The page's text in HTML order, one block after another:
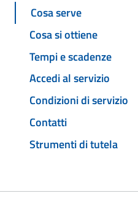
Cosa serve
Cosa si ottiene
Tempi e scadenze
Accedi al servizio
Condizioni di servizio
Contatti
Strumenti di tutela